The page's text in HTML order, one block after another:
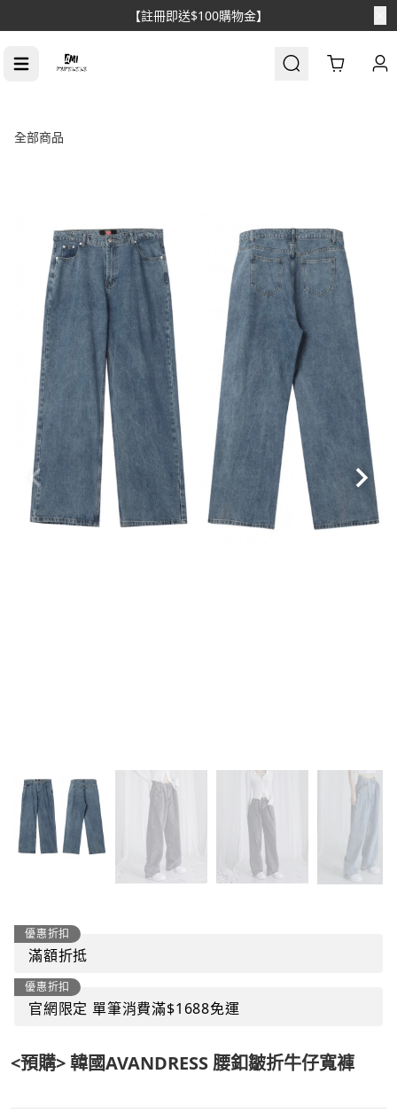
【消費滿$1688免運】
Cart
全部商品
優惠折扣
滿額折抵
優惠折扣
官網限定 單筆消費滿$1688免運
<預購> 韓國AVANDRESS 腰釦皺折牛仔寬褲